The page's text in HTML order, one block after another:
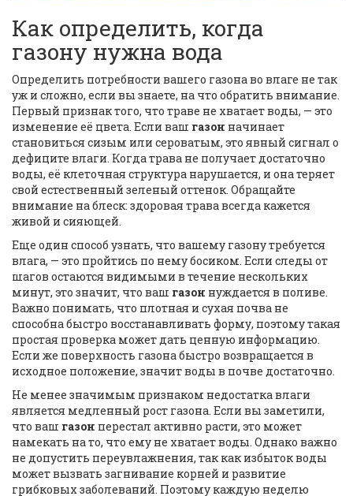
Как определить, когда
газону нужна вода
Определить потребности вашего газона во влаге не так
уж и сложно, если вы знаете, на что обратить внимание.
Первый признак того, что траве не хватает воды, — это
изменение её цвета. Если ваш газон начинает
становиться сизым или сероватым, это явный сигнал о
дефиците влаги. Когда трава не получает достаточно
воды, её клеточная структура нарушается, и она теряет
свой естественный зеленый оттенок. Обращайте
внимание на блеск: здоровая трава всегда кажется
живой и сияющей.
Еще один способ узнать, что вашему газону требуется
влага, — это пройтись по нему босиком. Если следы от
шагов остаются видимыми в течение нескольких
минут, это значит, что ваш газон нуждается в поливе.
Важно понимать, что плотная и сухая почва не
способна быстро восстанавливать форму, поэтому такая
простая проверка может дать ценную информацию.
Если же поверхность газона быстро возвращается в
исходное положение, значит воды в почве достаточно.
Не менее значимым признаком недостатка влаги
является медленный рост газона. Если вы заметили,
что ваш газон перестал активно расти, это может
намекать на то, что ему не хватает воды. Однако важно
не допустить переувлажнения, так как избыток воды
может вызвать загнивание корней и развитие
грибковых заболеваний. Поэтому каждую неделю